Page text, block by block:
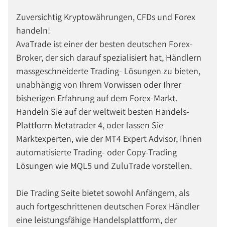
Zuversichtig Kryptowährungen, CFDs und Forex
handeln!
AvaTrade ist einer der besten deutschen Forex-
Broker, der sich darauf spezialisiert hat, Händlern
massgeschneiderte Trading- Lösungen zu bieten,
unabhängig von Ihrem Vorwissen oder Ihrer
bisherigen Erfahrung auf dem Forex-Markt.
Handeln Sie auf der weltweit besten Handels-
Plattform Metatrader 4, oder lassen Sie
Marktexperten, wie der MT4 Expert Advisor, Ihnen
automatisierte Trading- oder Copy-Trading
Lösungen wie MQL5 und ZuluTrade vorstellen.
Die Trading Seite bietet sowohl Anfängern, als
auch fortgeschrittenen deutschen Forex Händler
eine leistungsfähige Handelsplattform, der